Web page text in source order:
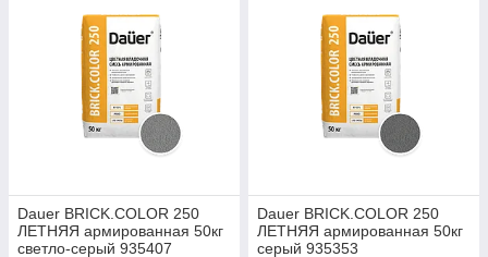
Dauer BRICK.COLOR 250
ЛЕТНЯЯ армированная 50кг
светло-серый 935407
Dauer BRICK.COLOR 250
ЛЕТНЯЯ армированная 50кг
серый 935353